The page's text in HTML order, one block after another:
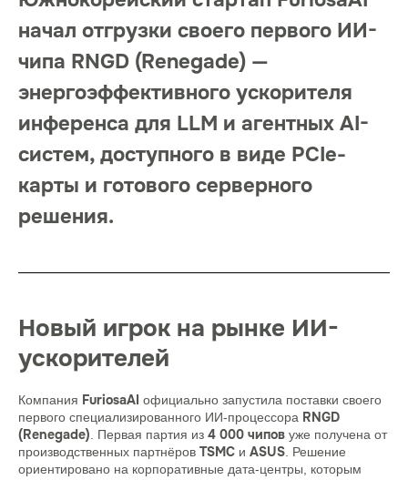
начал отгрузки своего первого ИИ-
чипа RNGD (Renegade) —
энергоэффективного ускорителя
инференса для LLM и агентных AI-
систем, доступного в виде PCIe-
карты и готового серверного
решения.
Новый игрок на рынке ИИ-
ускорителей
Компания FuriosaAI официально запустила поставки своего
первого специализированного ИИ-процессора RNGD
(Renegade). Первая партия из 4 000 чипов уже получена от
производственных партнёров TSMC и ASUS. Решение
ориентировано на корпоративные дата-центры, которым